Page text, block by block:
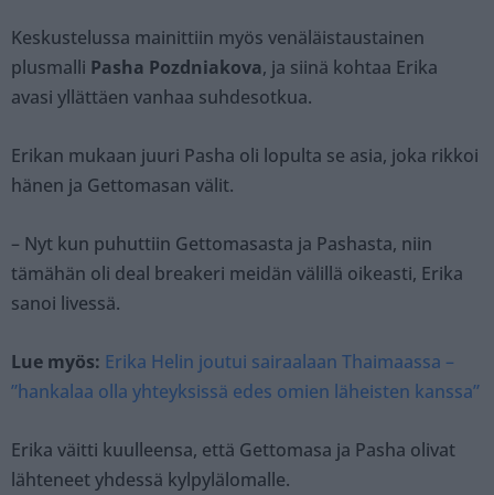
Keskustelussa mainittiin myös venäläistaustainen
plusmalli Pasha Pozdniakova, ja siinä kohtaa Erika
avasi yllättäen vanhaa suhdesotkua.
Erikan mukaan juuri Pasha oli lopulta se asia, joka rikkoi
hänen ja Gettomasan välit.
– Nyt kun puhuttiin Gettomasasta ja Pashasta, niin
tämähän oli deal breakeri meidän välillä oikeasti, Erika
sanoi livessä.
Lue myös: Erika Helin joutui sairaalaan Thaimaassa –
”hankalaa olla yhteyksissä edes omien läheisten kanssa”
Erika väitti kuulleensa, että Gettomasa ja Pasha olivat
lähteneet yhdessä kylpylälomalle.